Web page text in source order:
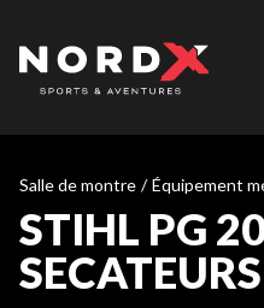
Salle de montre / Équipement
STIHL PG